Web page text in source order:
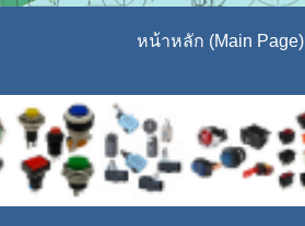
หน้าหลัก (Main Page)